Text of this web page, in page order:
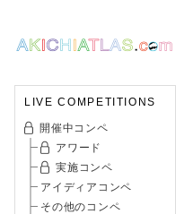
LIVE COMPETITIONS
開催中コンペ
アワード
実施コンペ
アイディアコンペ
その他のコンペ